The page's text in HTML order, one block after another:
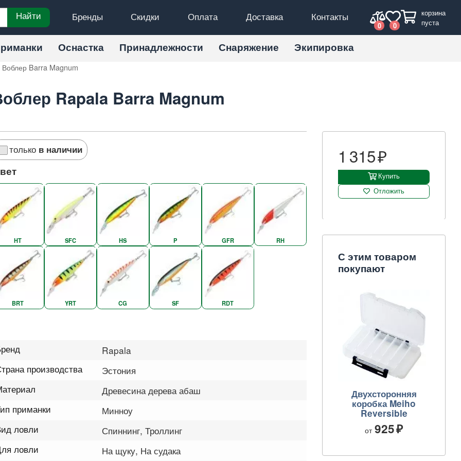
Бренды Скидки Оплата Доставка Контакты
Найти
0 0
корзина
пуста
Оснастка Принадлежности Снаряжение Экипировка
Воблер Barra Magnum
Rapala Barra Magnum
только в наличии
HT SFC HS P GFR RH
BRT YRT CG SF RDT
Rapala
производства
Эстония
Древесина дерева абаш
приманки
Минноу
ловли
Спиннинг, Троллинг
ловли
На щуку, На судака
1 315
Купить
Отложить
С этим товаром
покупают
Двухсторонняя
коробка Meiho
Reversible
от 925